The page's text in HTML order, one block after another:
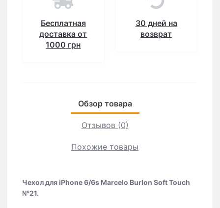
Бесплатная
доставка от
1000 грн
30 дней на
возврат
Обзор товара
Отзывов (0)
Похожие товары
Чехол для iPhone 6/6s Marcelo Burlon Soft Touch
№21.